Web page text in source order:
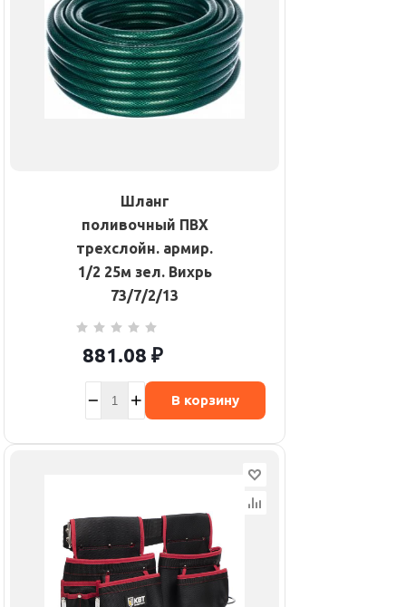
Шланг
поливочный ПВХ
трехслойн. армир.
1/2 25м зел. Вихрь
73/7/2/13
881.08 ₽
В корзину